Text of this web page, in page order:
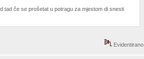
tad če se prošetat u potragu za mjestom di snesti
Evidentirano